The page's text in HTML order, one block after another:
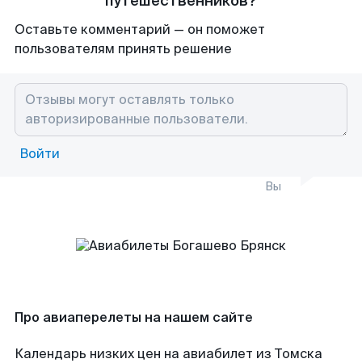
Оставьте комментарий — он поможет
пользователям принять решение
Войти
Вы
Про авиаперелеты на нашем сайте
Календарь низких цен на авиабилет из Томска